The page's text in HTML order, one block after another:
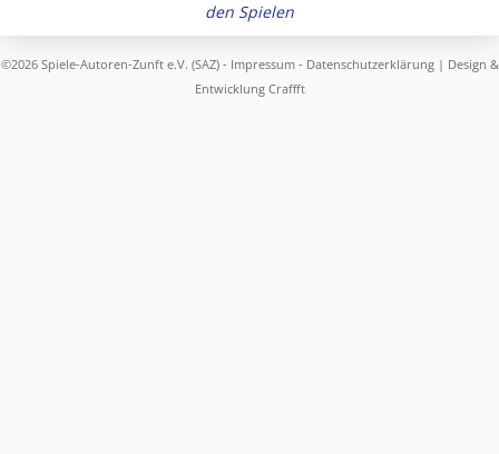
den Spielen
©2026 Spiele-Autoren-Zunft e.V. (SAZ) - Impressum- Datenschutzerklärung| Design &
Entwicklung Craffft